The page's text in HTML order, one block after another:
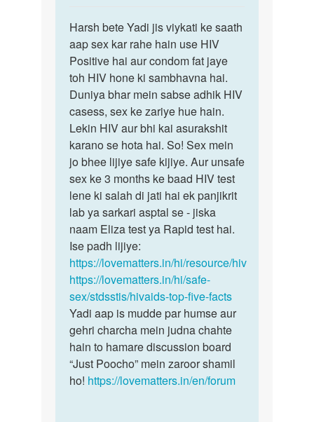
to
mine
ek
boy
ke
sath
sex
kiya…
by
Harsh
T
p
Harsh
bete
Yadi
jis
viykati…
Harsh bete Yadi jis viykati ke saath
aap sex kar rahe hain use HIV
Positive hai aur condom fat jaye
toh HIV hone ki sambhavna hai.
Duniya bhar mein sabse adhik HIV
casess, sex ke zariye hue hain.
Lekin HIV aur bhi kai asurakshit
karano se hota hai. So! Sex mein
jo bhee lijiye safe kijiye. Aur unsafe
sex ke 3 months ke baad HIV test
lene ki salah di jati hai ek panjikrit
lab ya sarkari asptal se - jiska
naam Eliza test ya Rapid test hai.
Ise padh lijiye:
https://lovematters.in/hi/resource/hiv
https://lovematters.in/hi/safe-
sex/stdsstis/hivaids-top-five-facts
Yadi aap is mudde par humse aur
gehri charcha mein judna chahte
hain to hamare discussion board
“Just Poocho” mein zaroor shamil
ho! https://lovematters.in/en/forum